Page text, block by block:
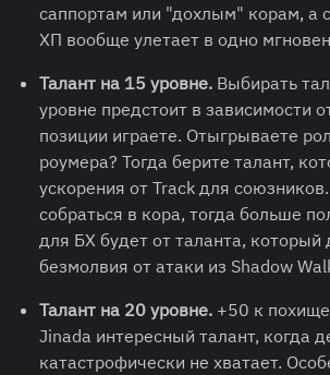
саппортам или "дохлым" корам, а
ХП вообще улетает в одно
Талант на 15 уровне. Выбирать
уровне предстоит в зависимости
позиции играете. Отыгрываете
роумера? Тогда берите талант,
ускорения от Track для
собраться в кора, тогда больше
для БХ будет от таланта, который
безмолвия от атаки из Shadow
Талант на 20 уровне. +50 к
Jinada интересный талант, когда
катастрофически не хватает.